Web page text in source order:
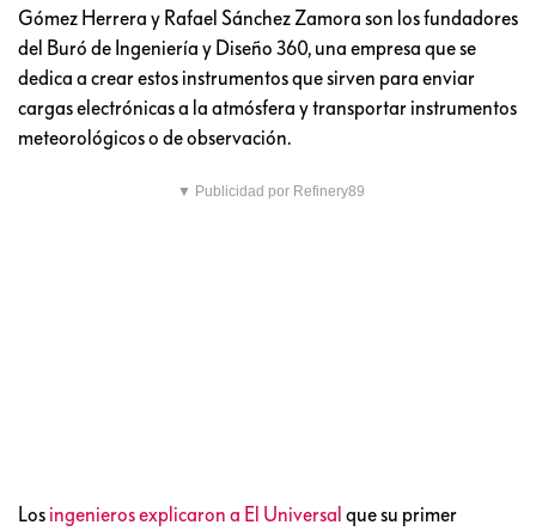
Gómez Herrera y Rafael Sánchez Zamora son los fundadores
del Buró de Ingeniería y Diseño 360, una empresa que se
dedica a crear estos instrumentos que sirven para enviar
cargas electrónicas a la atmósfera y transportar instrumentos
meteorológicos o de observación.
▼ Publicidad por Refinery89
Los ingenieros explicaron a El Universal que su primer